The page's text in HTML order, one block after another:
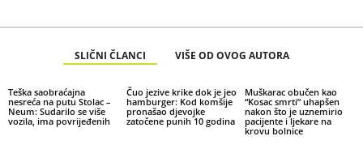
SLIČNI ČLANCI VIŠE OD OVOG AUTORA
Teška saobraćajna
nesreća na putu Stolac –
Neum: Sudarilo se više
vozila, ima povrijeđenih
Čuo jezive krike dok je jeo
hamburger: Kod komšije
pronašao djevojke
zatočene punih 10 godina
Muškarac obučen kao
“Kosac smrti” uhapšen
nakon što je uznemirio
pacijente i ljekare na
krovu bolnice